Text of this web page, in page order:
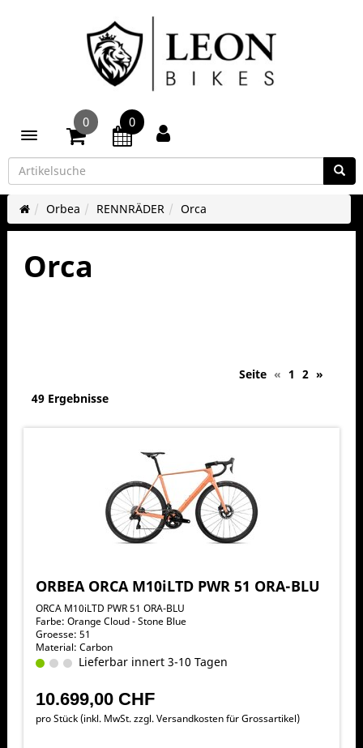
Toggle navigation
0 0
Orbea RENNRÄDER Orca
Orca
Seite « 1 2 »
49 Ergebnisse
ORBEA ORCA M10iLTD PWR 51 ORA-BLU
ORCA M10iLTD PWR 51 ORA-BLU
Farbe: Orange Cloud - Stone Blue
Groesse: 51
Material: Carbon
Lieferbar innert 3-10 Tagen
10.699,00 CHF
pro Stück (inkl. MwSt. zzgl.Versandkosten für Grossartikel)